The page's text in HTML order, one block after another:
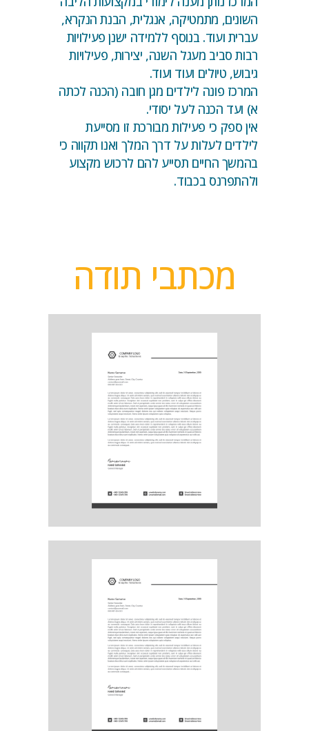
השונים, מתמטיקה, אנגלית, הבנת הנקרא,
עברית ועוד. בנוסף ללמידה ישנן פעילויות
רבות סביב מעגל השנה, יצירות, פעילויות
גיבוש, טיולים ועוד ועוד.
המרכז פונה לילדים מגן חובה (הכנה לכתה
א) ועד הכנה לעל יסודי.
אין ספק כי פעילות מבורכת זו מסייעת
לילדים לעלות על דרך המלך ואנו תקווה כי
בהמשך החיים תסייע להם לרכוש מקצוע
ולהתפרנס בכבוד.
מכתבי תודה